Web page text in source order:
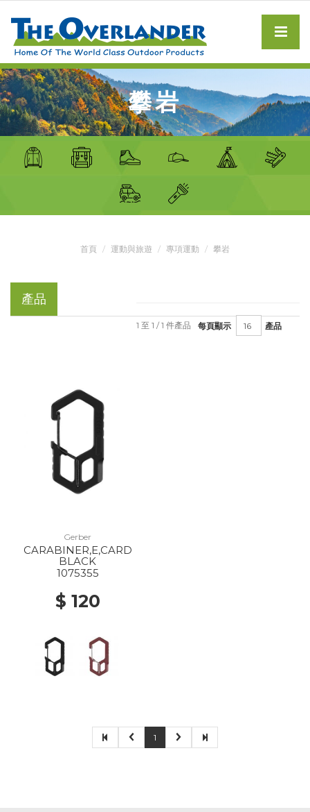
攀岩
首頁 運動與旅遊 專項運動 攀岩
產品
每頁顯示 產品
1 至 1 / 1 件產品
Gerber
CARABINER,E,CARD
BLACK
1075355
$ 120
1